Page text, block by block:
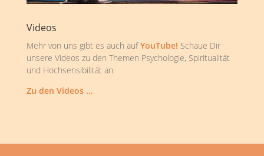
Videos
Mehr von uns gibt es auch aufYouTube! Schaue Dir
unsere Videos zu den Themen Psychologie, Spiritualität
und Hochsensibilität an.
Zu den Videos …